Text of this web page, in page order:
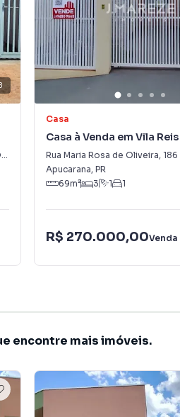
Casa
Casa à Venda em Vila Reis
Rua Maria Rosa de Oliveira, 186
Apucarana, PR
69m² 3 1 1
R$ 270.000,00Venda
encontre mais imóveis.